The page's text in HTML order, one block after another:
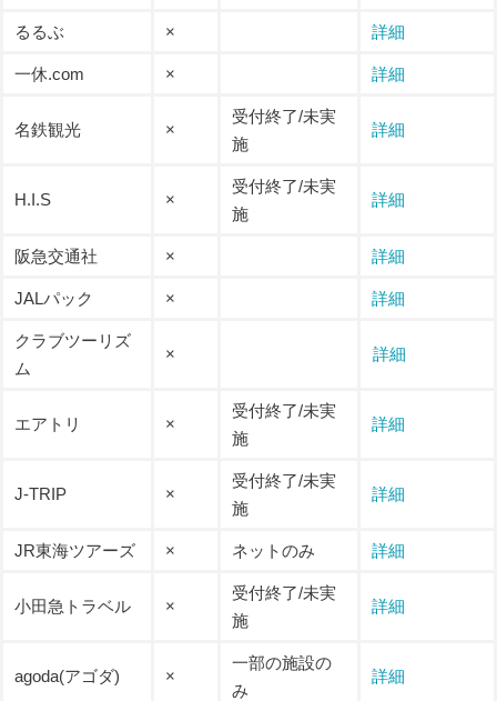
るるぶ × 詳細
一休.com × 詳細
名鉄観光 ×
受付終了/未実
施
詳細
H.I.S ×
受付終了/未実
施
詳細
阪急交通社 × 詳細
JALパック × 詳細
クラブツーリズ
ム
× 詳細
エアトリ ×
受付終了/未実
施
詳細
J-TRIP ×
受付終了/未実
施
詳細
JR東海ツアーズ × ネットのみ 詳細
小田急トラベル ×
受付終了/未実
施
詳細
agoda(アゴダ) ×
一部の施設の
み
詳細